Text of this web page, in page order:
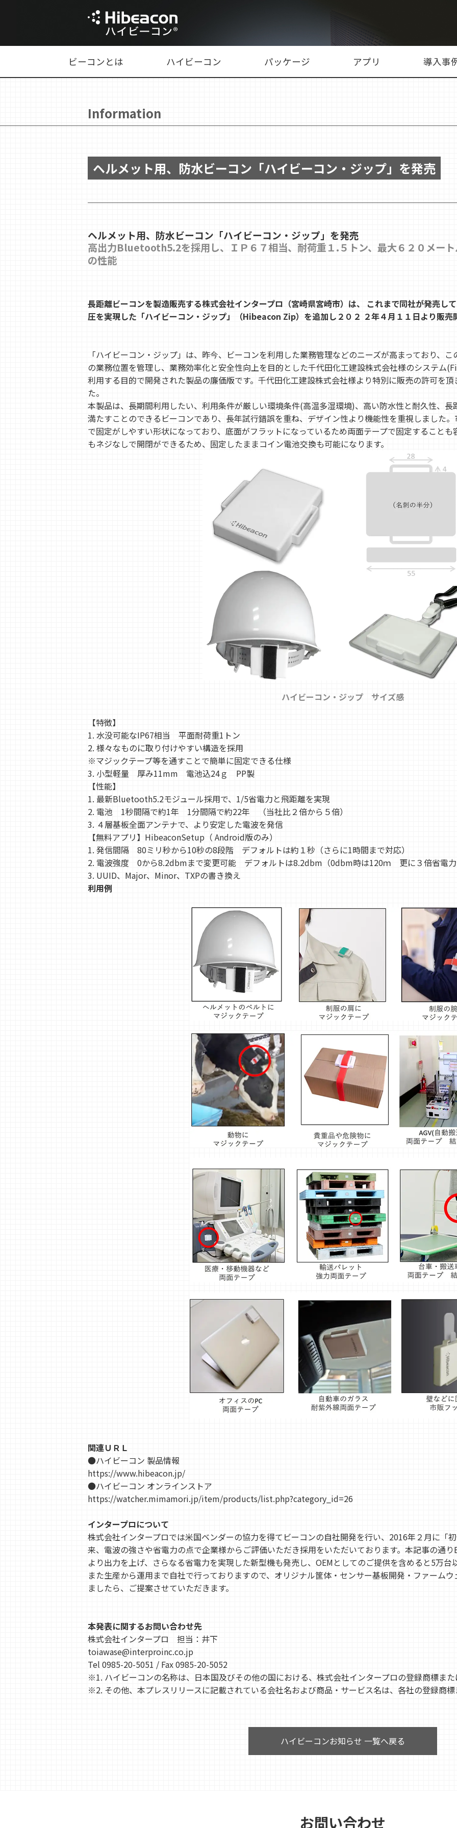
ビーコンとは ハイビーコン パッケージ アプリ 導入事
Information
ヘルメット用、防水ビーコン「ハイビーコン・ジップ」を発売
ヘルメット用、防水ビーコン「ハイビーコン・ジップ」を発売
高出力Bluetooth5.2を採用し、ＩＰ６７相当、耐荷重１.５トン、最大６２０メー
の性能
長距離ビーコンを製造販売する株式会社インタープロ（宮崎県宮崎市）は、 これまで同社が発売し
圧を実現した「ハイビーコン・ジップ」（Hibeacon Zip）を追加し２０２ ２年４月１１日より販売
「ハイビーコン・ジップ」は、昨今、ビーコンを利用した業務管理などのニーズが高まっており、
の業務位置を管理し、業務効率化と安全性向上を目的とした千代田化工建設株式会社様のシステム
利用する目的で開発された製品の廉価版です。千代田化工建設株式会社様より特別に販売の許可を
た。
本製品は、長期間利用したい、利用条件が厳しい環境条件(高温多湿環境)、高い防水性と耐久性、
満たすことのできるビーコンであり、長年試行錯誤を重ね、デザイン性より機能性を重視しました
で固定がしやすい形状になっており、底面がフラットになっているため両面テープで固定すること
もネジなしで開閉ができるため、固定したままコイン電池交換も可能になります。
ハイビーコン・ジップ サイズ感
【特徴】
1. 水没可能なIP67相当 平面耐荷重1トン
2. 様々なものに取り付けやすい構造を採用
※マジックテープ等を通すことで簡単に固定できる仕様
3. 小型軽量 厚み11mm 電池込24ｇ PP製
【性能】
1. 最新Bluetooth5.2モジュール採用で、1/5省電力と飛距離を実現
2. 電池 1秒間隔で約1年 1分間隔で約22年 （当社比２倍から５倍）
3. ４層基板全面アンテナで、より安定した電波を発信
【無料アプリ】HibeaconSetup（ Android版のみ）
1. 発信間隔 80ミリ秒から10秒の8段階 デフォルトは約１秒（さらに1時間まで対応）
2. 電波強度 0から8.2dbmまで変更可能 デフォルトは8.2dbm（0dbm時は120ｍ 更に３倍省電
3. UUID、Major、Minor、TXPの書き換え
利用例
関連ＵＲＬ
●ハイビーコン 製品情報
https://www.hibeacon.jp/
●ハイビーコン オンラインストア
https://watcher.mimamori.jp/item/products/list.php?category_id=26
インタープロについて
株式会社インタープロでは米国ベンダーの協力を得てビーコンの自社開発を行い、2016年２月に「
来、電波の強さや省電力の点で企業様からご評価いただき採用をいただいております。本記事の通
より出力を上げ、さらなる省電力を実現した新型機も発売し、OEMとしてのご提供を含めると5万台
また生産から運用まで自社で行っておりますので、オリジナル筐体・センサー基板開発・ファーム
ましたら、ご提案させていただきます。
本発表に関するお問い合わせ先
株式会社インタープロ 担当：井下
toiawase@interproinc.co.jp
Tel 0985-20-5051 / Fax 0985-20-5052
※1. ハイビーコンの名称は、日本国及びその他の国における、株式会社インタープロの登録商標ま
※2. その他、本プレスリリースに記載されている会社名および商品・サービス名は、各社の登録商
ハイビーコンお知らせ 一覧へ戻る
お問い合わせ